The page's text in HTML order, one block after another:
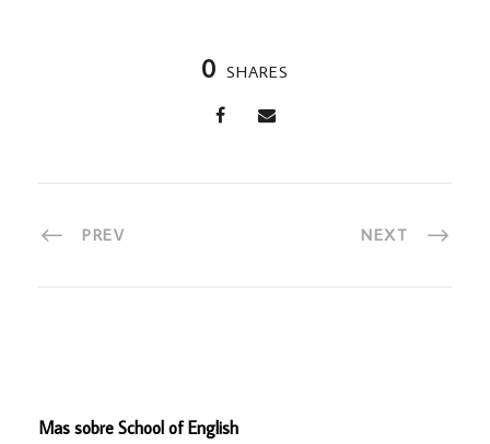
0 SHARES
PREV NEXT
Mas sobre School of English